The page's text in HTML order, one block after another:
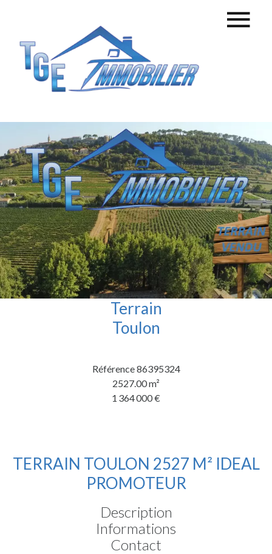
Terrain
Toulon
Référence86395324
2527.00m²
1 364 000 €
TERRAIN TOULON 2527 M² IDEAL
PROMOTEUR
Description
Informations
Contact